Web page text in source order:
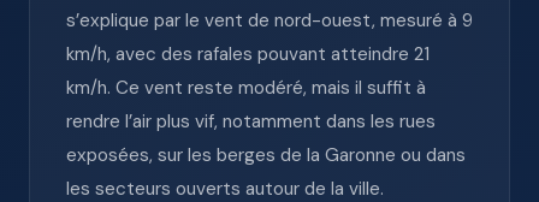
s’explique par le vent de nord-ouest, mesuré à 9
km/h, avec des rafales pouvant atteindre 21
km/h. Ce vent reste modéré, mais il suffit à
rendre l’air plus vif, notamment dans les rues
exposées, sur les berges de la Garonne ou dans
les secteurs ouverts autour de la ville.